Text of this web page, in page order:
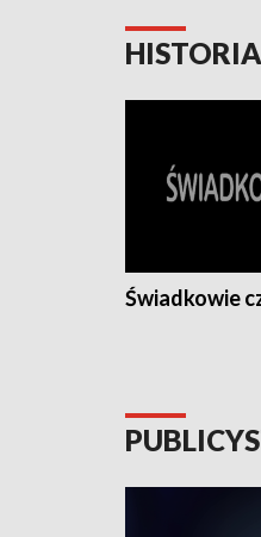
HISTORIA
Świadkowie